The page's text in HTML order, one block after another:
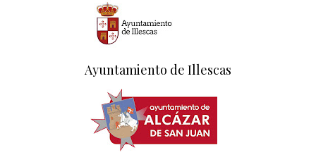
Ayuntamiento de Illescas